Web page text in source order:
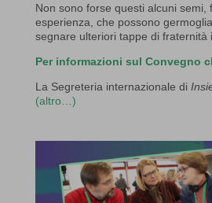
Non sono forse questi alcuni semi,
esperienza, che possono
segnare ulteriori tappe di fraternità
Per informazioni sul Convegno
La Segreteria internazionale di
(altro…)